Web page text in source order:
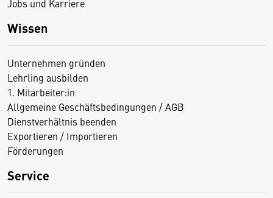
Jobs und Karriere
Wissen
Unternehmen gründen
Lehrling ausbilden
1. Mitarbeiter:in
Allgemeine Geschäftsbedingungen / AGB
Dienstverhältnis beenden
Exportieren / Importieren
Förderungen
Service